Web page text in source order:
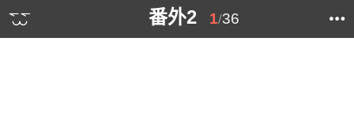
番外2 1/36